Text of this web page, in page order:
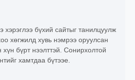
бүхий сайтыг танилцуулж
хөгжилд хувь нэмрээ оруулсан
хүн бүрт нээлттэй. Сонирхолтой
хамтдаа бүтээе.